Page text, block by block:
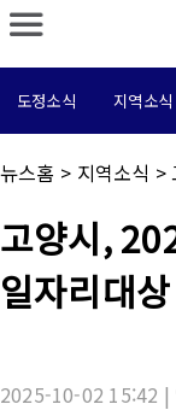
도정소식 지역소식
채
널
뉴스홈 > 지역소식 >
기
사
목
고양시,
일자리대
2025-10-02 15:42 |